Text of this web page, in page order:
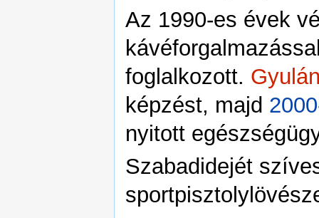
Az 1990-es évek
foglalkozott.
képzést, majd
nyitott
Szabadidejét